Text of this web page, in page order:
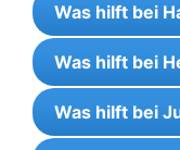
Was hilft bei
Was hilft bei
Was hilft bei